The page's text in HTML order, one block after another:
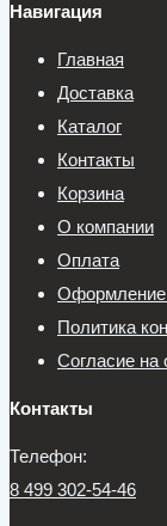
Навигация
Главная
Доставка
Каталог
Контакты
Корзина
О компании
Оплата
Оформление
Политика
Согласие на
Контакты
Телефон:
8 499 302-54-46